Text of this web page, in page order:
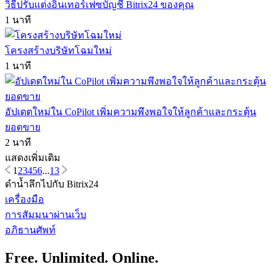
วิธีปรับแต่งอินเทอร์เฟซบัญชี Bitrix24 ของคุณ
1 นาที
โครงสร้างบริษัทโฉมใหม่
1 นาที
อัปเดตใหม่ใน CoPilot เพิ่มความพึงพอใจให้ลูกค้าและกระตุ้น
ยอดขาย
2 นาที
แสดงเพิ่มเติม
1 23456...13
ดำน้ำลึกไปกับ Bitrix24
เครื่องมือ
การสัมมนาผ่านเว็บ
อภิธานศัพท์
Free. Unlimited. Online.